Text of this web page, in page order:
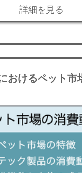
詳細を見る
おけるペット市